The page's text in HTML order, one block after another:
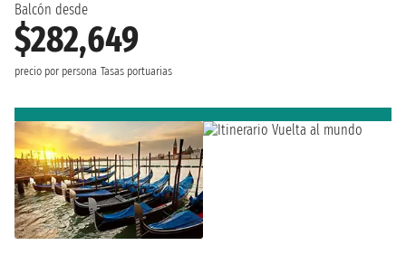
Balcón desde
$282,649
precio por persona Tasas portuarias